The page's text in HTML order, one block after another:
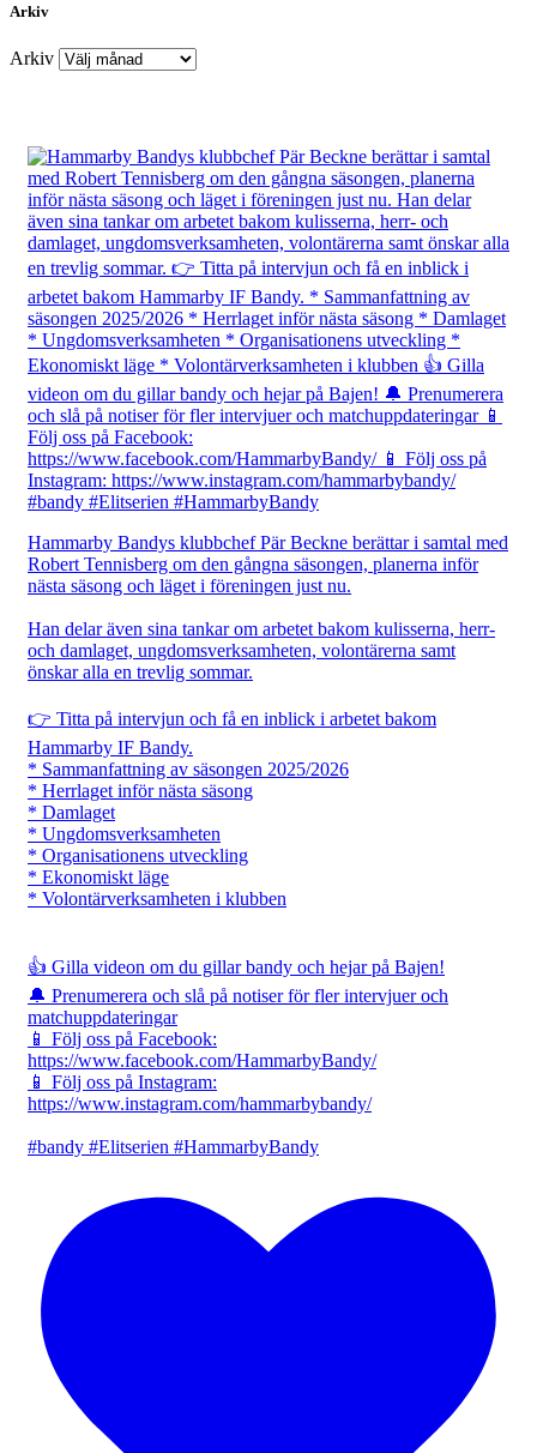
Arkiv
Arkiv
Hammarby Bandys klubbchef Pär Beckne berättar i samtal med
Robert Tennisberg om den gångna säsongen, planerna inför
nästa säsong och läget i föreningen just nu.
Han delar även sina tankar om arbetet bakom kulisserna, herr-
och damlaget, ungdomsverksamheten, volontärerna samt
önskar alla en trevlig sommar.
👉 Titta på intervjun och få en inblick i arbetet bakom
Hammarby IF Bandy.
* Sammanfattning av säsongen 2025/2026
* Herrlaget inför nästa säsong
* Damlaget
* Ungdomsverksamheten
* Organisationens utveckling
* Ekonomiskt läge
* Volontärverksamheten i klubben
👍 Gilla videon om du gillar bandy och hejar på Bajen!
🔔 Prenumerera och slå på notiser för fler intervjuer och
matchuppdateringar
📱 Följ oss på Facebook:
https://www.facebook.com/HammarbyBandy/
📱 Följ oss på Instagram:
https://www.instagram.com/hammarbybandy/
#bandy #Elitserien #HammarbyBandy